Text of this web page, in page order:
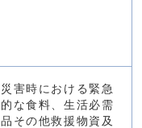
災害時における緊急
的な食料、生活必需
品その他救援物資及